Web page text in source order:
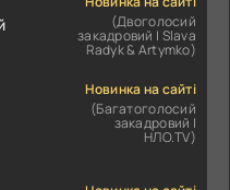
(Двоголосий
закадровий | Slava
Radyk & Artymko)
Новинка на сайті
(Багатоголосий
закадровий |
НЛО.TV)